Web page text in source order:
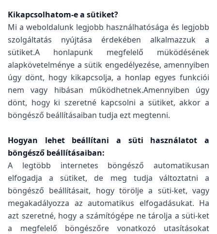
Kikapcsolhatom-e a sütiket?
Mi a weboldalunk legjobb használhatósága és legjobb
szolgáltatás nyújtása érdekében alkalmazzuk a
sütiket.A honlapunk megfelelő müködésének
alapkövetelménye a sütik engedélyezése, amennyiben
úgy dönt, hogy kikapcsolja, a honlap egyes funkciói
nem vagy hibásan működhetnek.Amennyiben úgy
dönt, hogy ki szeretné kapcsolni a sütiket, akkor a
böngésző beállításaiban tudja ezt megtenni.
Hogyan lehet beállítani a süti használatot a
böngésző beállításaiban:
A legtöbb internetes böngésző automatikusan
elfogadja a sütiket, de meg tudja változtatni a
böngésző beállításait, hogy törölje a süti-ket, vagy
megakadályozza az automatikus elfogadásukat. Ha
azt szeretné, hogy a számítógépe ne tárolja a süti-ket
a megfelelő böngészőre vonatkozó utasításokat